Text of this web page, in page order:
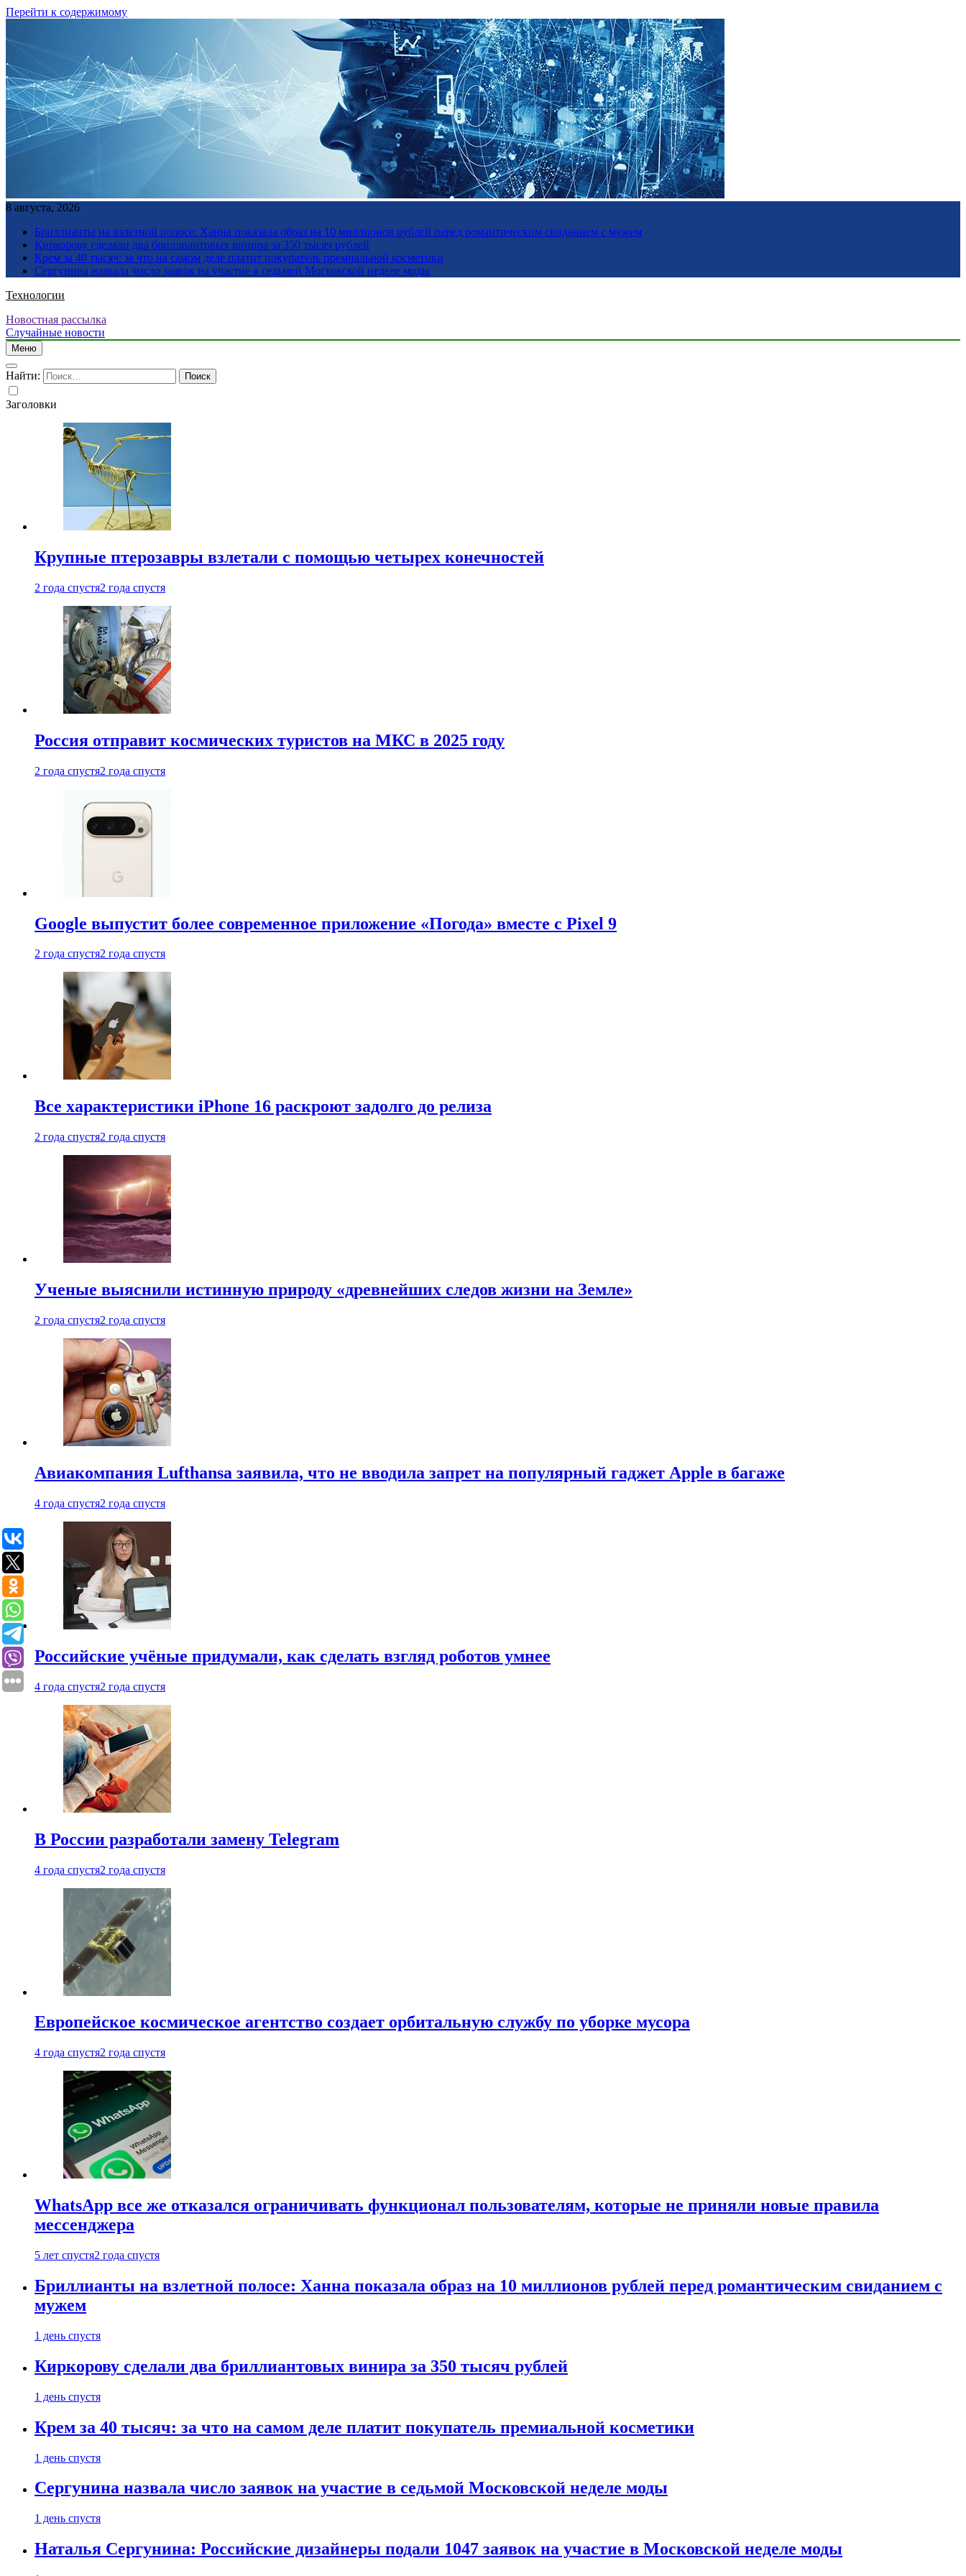
Перейти к содержимому
8 августа, 2026
Бриллианты на взлетной полосе: Ханна показала образ на 10 миллионов рублей перед романтическим свиданием с мужем
Киркорову сделали два бриллиантовых винира за 350 тысяч рублей
Крем за 40 тысяч: за что на самом деле платит покупатель премиальной косметики
Сергунина назвала число заявок на участие в седьмой Московской неделе моды
Технологии
Новостная рассылка
Случайные новости
Меню
Найти:
Заголовки
Крупные птерозавры взлетали с помощью четырех конечностей
2 года спустя2 года спустя
Россия отправит космических туристов на МКС в 2025 году
2 года спустя2 года спустя
Google выпустит более современное приложение «Погода» вместе с Pixel 9
2 года спустя2 года спустя
Все характеристики iPhone 16 раскроют задолго до релиза
2 года спустя2 года спустя
Ученые выяснили истинную природу «древнейших следов жизни на Земле»
2 года спустя2 года спустя
Авиакомпания Lufthansa заявила, что не вводила запрет на популярный гаджет Apple в багаже
4 года спустя2 года спустя
Российские учёные придумали, как сделать взгляд роботов умнее
4 года спустя2 года спустя
В России разработали замену Telegram
4 года спустя2 года спустя
Европейское космическое агентство создает орбитальную службу по уборке мусора
4 года спустя2 года спустя
WhatsApp все же отказался ограничивать функционал пользователям, которые не приняли новые правила
мессенджера
5 лет спустя2 года спустя
Бриллианты на взлетной полосе: Ханна показала образ на 10 миллионов рублей перед романтическим свиданием с
мужем
1 день спустя
Киркорову сделали два бриллиантовых винира за 350 тысяч рублей
1 день спустя
Крем за 40 тысяч: за что на самом деле платит покупатель премиальной косметики
1 день спустя
Сергунина назвала число заявок на участие в седьмой Московской неделе моды
1 день спустя
Наталья Сергунина: Российские дизайнеры подали 1047 заявок на участие в Московской неделе моды